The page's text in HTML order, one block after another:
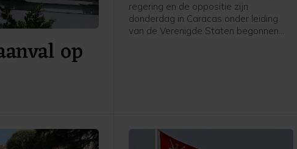
op
regering en de oppositie zijn
donderdag in Caracas onder leiding
van de Verenigde Staten begonnen